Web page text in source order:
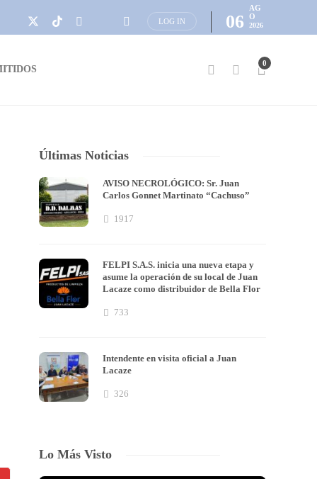
LOG IN 06
AG
O
2026
0
Últimas Noticias
AVISO NECROLÓGICO: Sr. Juan
Carlos Gonnet Martinato “Cachuso”
1917
FELPI S.A.S. inicia una nueva etapa y
asume la operación de su local de Juan
Lacaze como distribuidor de Bella Flor
733
Intendente en visita oficial a Juan
Lacaze
326
Lo Más Visto